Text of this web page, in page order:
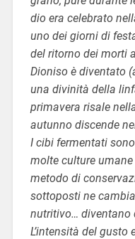
dio era celebrato
uno dei giorni di
del ritorno dei morti
Dioniso è diventato
una divinità della
primavera risale
autunno discende
I cibi fermentati
molte culture
metodo di
sottoposti ne
nutritivo… diventano
L’intensità del gusto